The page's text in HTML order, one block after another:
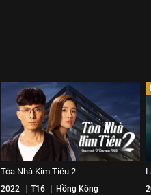
Tòa Nhà Kim Tiêu 2
2022 T16
Hồng Kông